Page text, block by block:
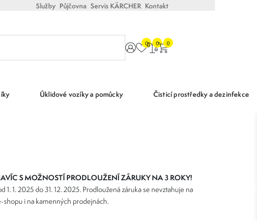
Služby Půjčovna Servis KÄRCHER Kontakt
0 0 0
Úklidové vozíky a pomůcky Čisticí prostředky a dezinfekce
S MOŽNOSTÍ PRODLOUŽENÍ ZÁRUKY NA 3 ROKY!
1. 2025 do 31. 12. 2025. Prodloužená záruka se nevztahuje na
shopu i na kamenných prodejnách.